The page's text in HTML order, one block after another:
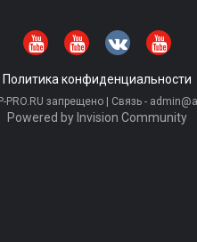
Политика конфиденциальности
запрещено | Связь -
Powered by Invision Community